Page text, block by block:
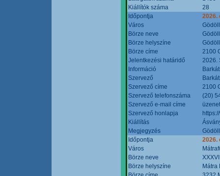
Kiállítók száma
28
Időpontja
2026.
Város
Börze neve
Börze helyszíne
Börze címe
2100
Jelentkezési határidő
2026.
Információ
Szervező
Szervező címe
2100
Szervező telefonszáma
(20)
Szervező e-mail címe
Szervező honlapja
Kiállítás
Megjegyzés
Időpontja
2026.
Város
Börze neve
Börze helyszíne
Mátra